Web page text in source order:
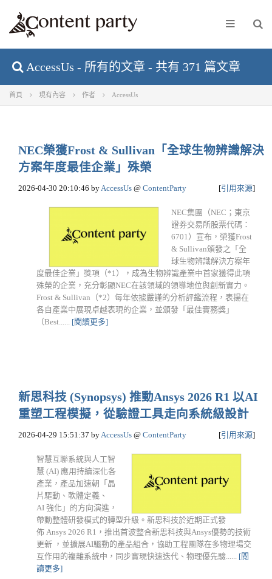
AccessUs - 所有的文章 - 共有 371 篇文章
首頁 現有內容 作者 AccessUs
NEC榮獲Frost & Sullivan「全球生物辨識解決
方案年度最佳企業」殊榮
2026-04-30 20:10:46 byAccessUs @ ContentParty [引用來源]
NEC集團（NEC；東京
證券交易所股票代碼：
6701）宣布，榮獲Frost
& Sullivan頒發之「全
球生物辨識解決方案年
度最佳企業」獎項（*1），成為生物辨識產業中首家獲得此項
殊榮的企業，充分彰顯NEC在該領域的領導地位與創新實力。
Frost & Sullivan（*2）每年依據嚴謹的分析評鑑流程，表揚在
各自產業中展現卓越表現的企業，並頒發「最佳實務獎」
（Best...... [閱讀更多]
新思科技 (Synopsys) 推動Ansys 2026 R1 以AI
重塑工程模擬，從驗證工具走向系統級設計
2026-04-29 15:51:37 byAccessUs @ ContentParty [引用來源]
智慧互聯系統與人工智
慧 (AI) 應用持續深化各
產業，產品加速朝「晶
片驅動、軟體定義、
AI 強化」的方向演進，
帶動整體研發模式的轉型升級。新思科技於近期正式發
佈 Ansys 2026 R1，推出首波整合新思科技與Ansys優勢的技術
更新 ，並擴展AI驅動的產品組合，協助工程團隊在多物理場交
互作用的複雜系統中，同步實現快速迭代、物理優先驗...... [閱
讀更多]